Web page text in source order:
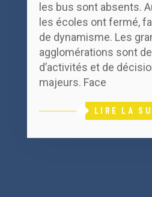
les bus sont absents.
les écoles ont fermé,
de dynamisme. Les
agglomérations sont
d’activités et de
majeurs. Face
LIRE LA